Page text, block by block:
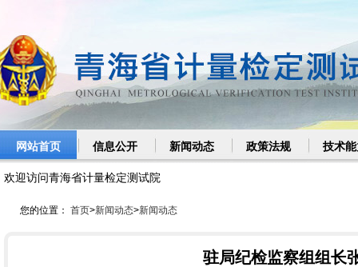
网站首页 信息公开 新闻动态 政策法规 技术
欢迎访问青海省计量检定测试院
您的位置： 首页>新闻动态>新闻动态
驻局纪检监察组组长